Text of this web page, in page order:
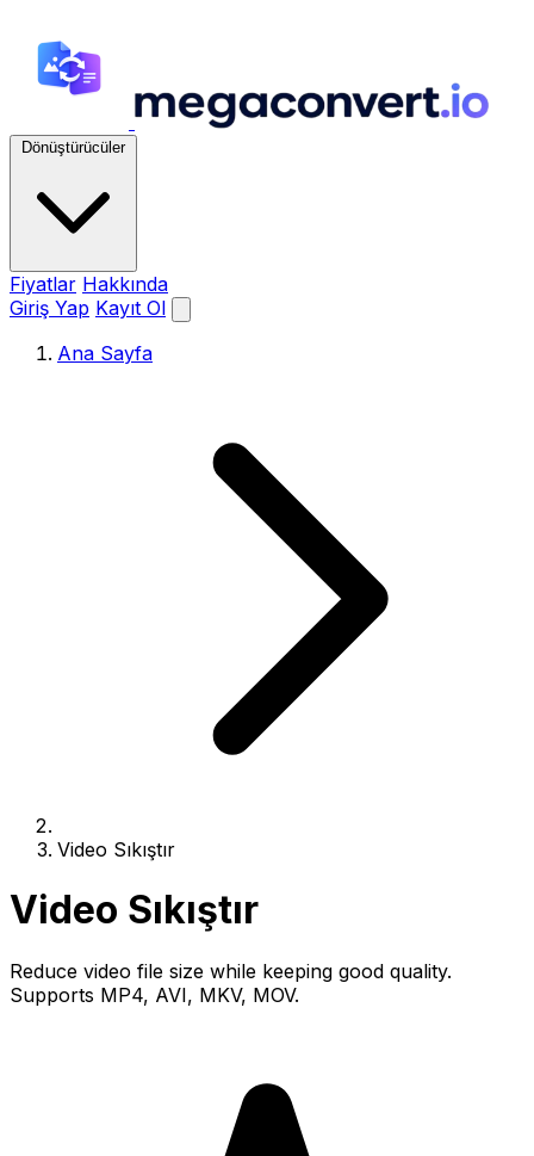
Dönüştürücüler
Fiyatlar Hakkında
Giriş Yap Kayıt Ol
Ana Sayfa
Video Sıkıştır
Video Sıkıştır
Reduce video file size while keeping good quality.
Supports MP4, AVI, MKV, MOV.